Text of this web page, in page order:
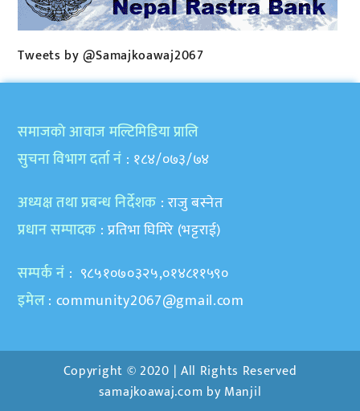
Tweets by @Samajkoawaj2067
समाजकाे आवाज मल्टिमिडिया प्रालि
सुचना विभाग दर्ता नं : १८४/०७३/७४
अध्यक्ष तथा प्रबन्ध निर्देशक : राजु बस्नेत
प्रधान सम्पादक : प्रतिभा घिमिरे (भट्टराई)
सम्पर्क नं : ९८५१०७०३२५,०१४८११५९०
इमेल: community2067@gmail.com
Copyright © 2020 | All Rights Reserved
samajkoawaj.com by Manjil